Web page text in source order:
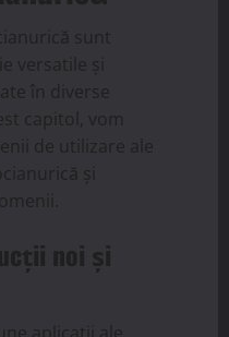
sunt
versatile și
în diverse
capitol, vom
de utilizare ale
și
noi și